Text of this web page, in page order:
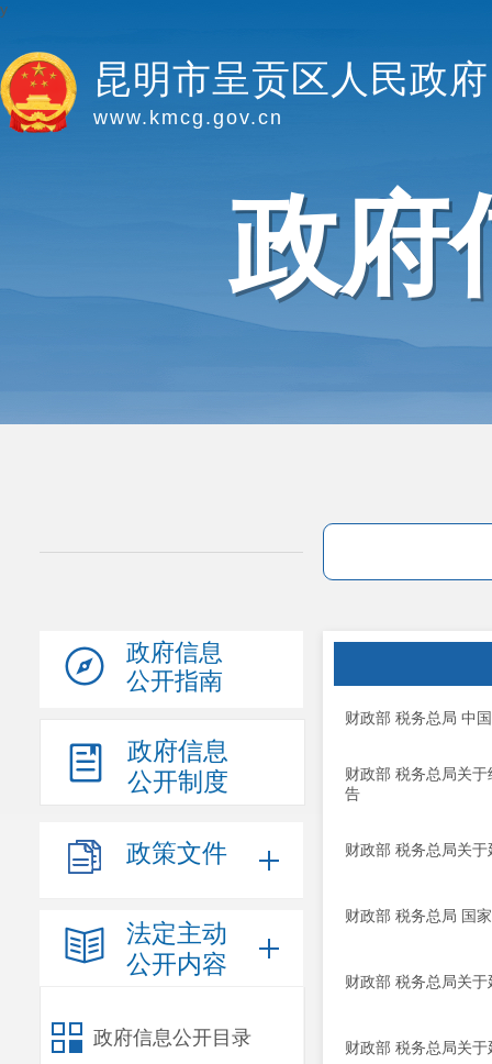
y
昆明市呈贡区人民政府
www.kmcg.gov.cn
政府
政府信息
公开指南
政府信息
公开制度
政策文件
法定主动
公开内容
政府信息公开目录
财政部 税务总局 中
财政部 税务总局关
告
财政部 税务总局关
财政部 税务总局 国
财政部 税务总局关
财政部 税务总局关